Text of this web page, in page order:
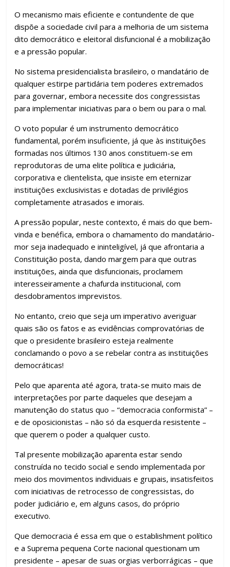
O mecanismo mais eficiente e contundente de que
dispõe a sociedade civil para a melhoria de um sistema
dito democrático e eleitoral disfuncional é a mobilização
e a pressão popular.
No sistema presidencialista brasileiro, o mandatário de
qualquer estirpe partidária tem poderes extremados
para governar, embora necessite dos congressistas
para implementar iniciativas para o bem ou para o mal.
O voto popular é um instrumento democrático
fundamental, porém insuficiente, já que às instituições
formadas nos últimos 130 anos constituem-se em
reprodutoras de uma elite política e judiciária,
corporativa e clientelista, que insiste em eternizar
instituições exclusivistas e dotadas de privilégios
completamente atrasados e imorais.
A pressão popular, neste contexto, é mais do que bem-
vinda e benéfica, embora o chamamento do mandatário-
mor seja inadequado e ininteligível, já que afrontaria a
Constituição posta, dando margem para que outras
instituições, ainda que disfuncionais, proclamem
interesseiramente a chafurda institucional, com
desdobramentos imprevistos.
No entanto, creio que seja um imperativo averiguar
quais são os fatos e as evidências comprovatórias de
que o presidente brasileiro esteja realmente
conclamando o povo a se rebelar contra as instituições
democráticas!
Pelo que aparenta até agora, trata-se muito mais de
interpretações por parte daqueles que desejam a
manutenção do status quo – “democracia conformista” –
e de oposicionistas – não só da esquerda resistente –
que querem o poder a qualquer custo.
Tal presente mobilização aparenta estar sendo
construída no tecido social e sendo implementada por
meio dos movimentos individuais e grupais, insatisfeitos
com iniciativas de retrocesso de congressistas, do
poder judiciário e, em alguns casos, do próprio
executivo.
Que democracia é essa em que o establishment político
e a Suprema pequena Corte nacional questionam um
presidente – apesar de suas orgias verborrágicas – que